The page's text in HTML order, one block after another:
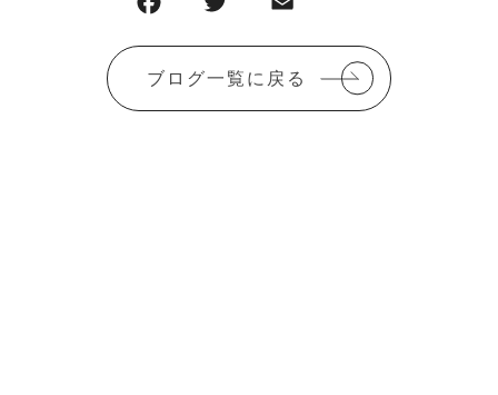
a
c
e
w
it
te
m
ai
l
有
ブログ一覧に戻る